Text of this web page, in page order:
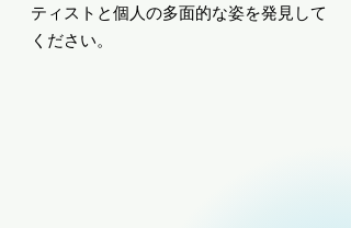
ティストと個人の多面的な姿を発見して
ください。